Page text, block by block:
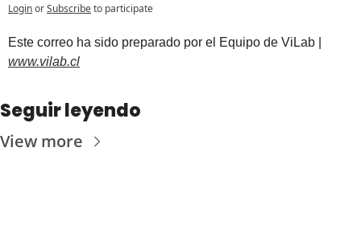
LoginorSubscribeto participate
Est
www.vilab.cl
Seguir leyendo
View more